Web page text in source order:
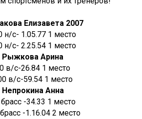
Елизавета 2007
н/с- 1.05.77 1 место
н/с- 2.25.54 1 место
Рыжкова Арина
в/с-26.84 1 место
в/с-59.54 1 место
Непрокина Анна
-34.33 1 место
-1.16.04 2 место